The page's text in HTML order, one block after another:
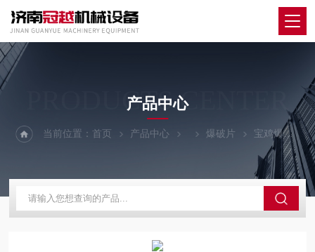
PRODUCTS CENTER
产品中心
当前位置：首页 产品中心 爆破片 宝鸡爆破片安全装置